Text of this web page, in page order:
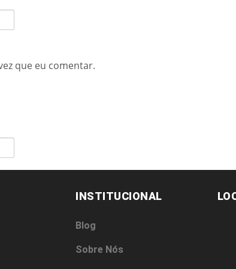
que eu comentar.
INSTITUCIONAL
Blog
Sobre Nós